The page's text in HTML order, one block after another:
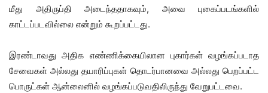
மீது அதிருப்தி அடைந்ததாகவும், அவை புகைப்படங்களில்
காட்டப்படவில்லை என்றும் கூறப்பட்டது.
இரண்டாவது அதிக எண்ணிக்கையிலான புகார்கள் வழங்கப்படாத
சேவைகள் அல்லது தயாரிப்புகள் தொடர்பானவை அல்லது பெறப்பட்ட
பொருட்கள் ஆன்லைனில் வழங்கப்படுவதிலிருந்து வேறுபட்டவை.